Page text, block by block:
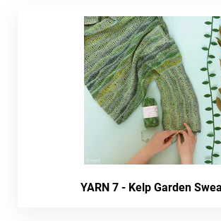
YARN 7 - Kelp Garden